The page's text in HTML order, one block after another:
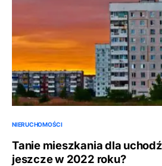
NIERUCHOMOŚCI
Tanie mieszkania dla
jeszcze w 2022 roku?